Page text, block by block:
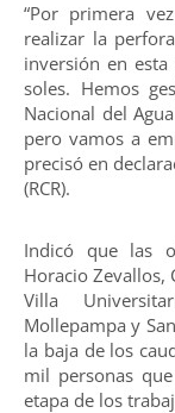
“Por primera
realizar la
inversión en
soles. Hemos
Nacional del
pero vamos a
precisó en
(RCR).
Indicó que las
Horacio Zevallos,
Villa
Mollepampa y
la baja de los
mil personas
etapa de los